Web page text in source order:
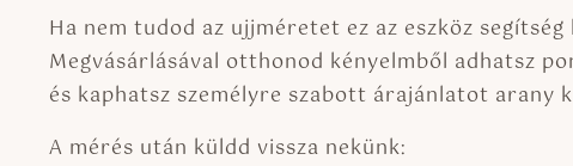
Ha nem tudod az ujjméretet ez az eszköz segítség
Megvásárlásával otthonod kényelmből adhatsz
és kaphatsz személyre szabott árajánlatot arany
A mérés után küldd vissza nekünk: